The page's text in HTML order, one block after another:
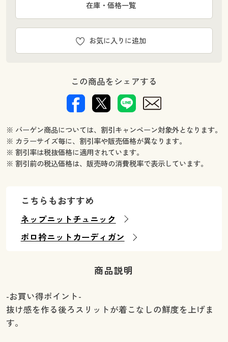
お気に入りに追加
在庫・価格一覧
この商品をシェアする
※ バーゲン商品については、割引キャンペーン対象外となります。
※ カラーサイズ毎に、割引率や販売価格が異なります。
※ 割引率は税抜価格に適用されています。
※ 割引前の税込価格は、販売時の消費税率で表示しています。
こちらもおすすめ
ネップニットチュニック
ポロ衿ニットカーディガン
商品説明
-お買い得ポイント-
抜け感を作る後ろスリットが着こなしの鮮度を上げま
す。